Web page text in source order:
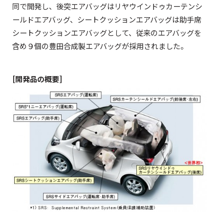
同で開発し、後突エアバッグはリヤウインドゥカーテンシ
ールドエアバッグ、シートクッションエアバッグは助手席
シートクッションエアバッグとして、従来のエアバッグを
含め９個の豊田合成製エアバッグが採用されました。
[開発品の概要]